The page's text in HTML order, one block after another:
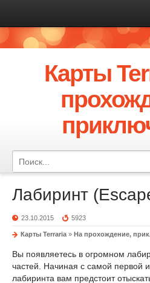
Карты
Лабиринт
23.10.2015 5923
Карты Terraria » На прохождение,
Вы появляетесь в огромном
частей. Начиная с самой первой
лабиринта вам предстоит